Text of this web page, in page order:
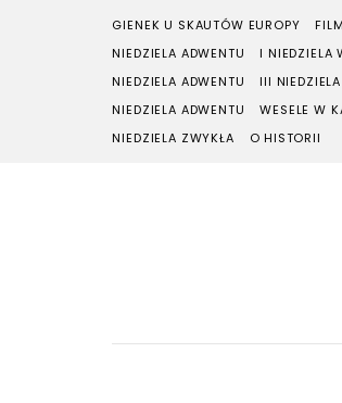
GIENEK U SKAUTÓW EUROPY
NIEDZIELA ADWENTU
I NIEDZIELA
NIEDZIELA ADWENTU
III
NIEDZIELA ADWENTU
WESELE W
NIEDZIELA ZWYKŁA
O HISTORII